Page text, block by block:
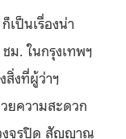
เป็นเรื่องน่า
ม. ในกรุงเทพฯ
งที่ผู้ว่าฯ
ยความสะดวก
งจรปิด สัญญาณ